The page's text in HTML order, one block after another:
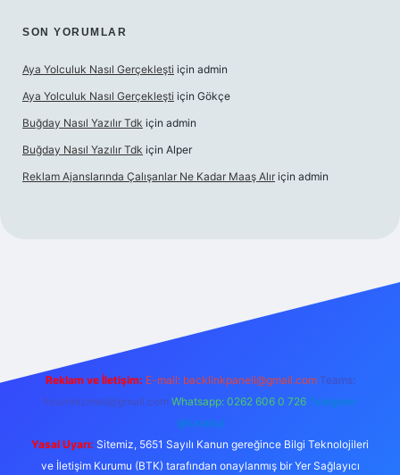
SON YORUMLAR
Aya Yolculuk Nasıl Gerçekleşti için admin
Aya Yolculuk Nasıl Gerçekleşti için Gökçe
Buğday Nasıl Yazılır Tdk için admin
Buğday Nasıl Yazılır Tdk için Alper
Reklam Ajanslarında Çalışanlar Ne Kadar Maaş Alır için admin
Reklam ve İletişim: E-mail: backlinkpaneli@gmail.com Teams:
forumhizmeti@gmail.com Whatsapp: 0262 606 0 726 Telegram:
@karabul
Yasal Uyarı: Sitemiz, 5651 Sayılı Kanun gereğince Bilgi Teknolojileri
ve İletişim Kurumu (BTK) tarafından onaylanmış bir Yer Sağlayıcı